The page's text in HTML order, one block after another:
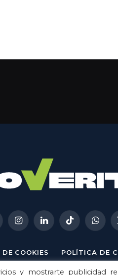
InstagramLinkedInTikTok
COOKIES POLÍTICA DE
y mostrarte publicidad